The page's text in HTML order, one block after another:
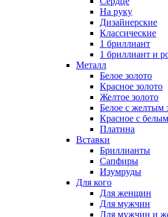
На руку
Дизайнерские
Классические
1 бриллиант
1 бриллиант и
Металл
Белое золото
Красное золото
Желтое золото
Белое с желтым
Красное с
Платина
Вставки
Бриллианты
Сапфиры
Изумруды
Для кого
Для женщин
Для мужчин
Для мужчин и